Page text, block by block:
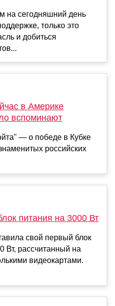
на сегодняшний день
только это
и добиться
в Америке
вспоминают
— о победе в Кубке
российских
питания на 3000 Вт
свой первый блок
Вт, рассчитанный на
видеокартами.